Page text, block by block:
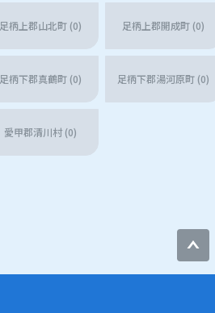
足柄上郡山北町 (0) 足柄上郡開成町 (0)
足柄下郡真鶴町 (0) 足柄下郡湯河原町 (0)
愛甲郡清川村 (0)